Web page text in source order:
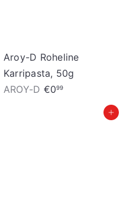
Aroy-D Roheline
Karripasta, 50g
AROY-D €099
Lisa ostukorvi